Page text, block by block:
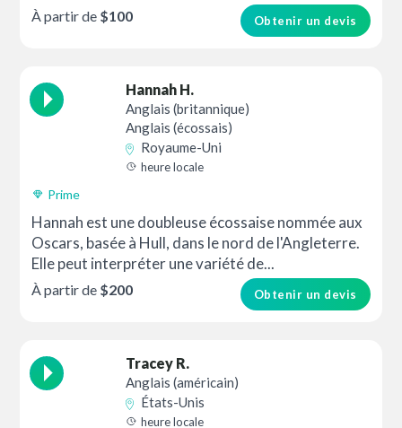
Obtenir un devis
À partir de $100
Hannah H.
Anglais (britannique)
Anglais (écossais)
Royaume-Uni
heure locale
Prime
Hannah est une doubleuse écossaise nommée aux
Oscars, basée à Hull, dans le nord de l'Angleterre.
Elle peut interpréter une variété de...
Obtenir un devis
À partir de $200
Tracey R.
Anglais (américain)
États-Unis
heure locale